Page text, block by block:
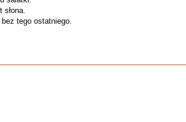
słona.
tego ostatniego.